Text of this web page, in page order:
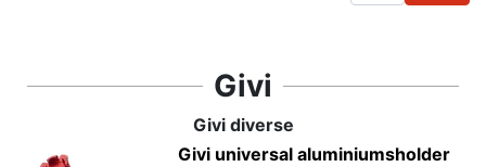
Givi
Givi diverse
Givi universal aluminiumsholder